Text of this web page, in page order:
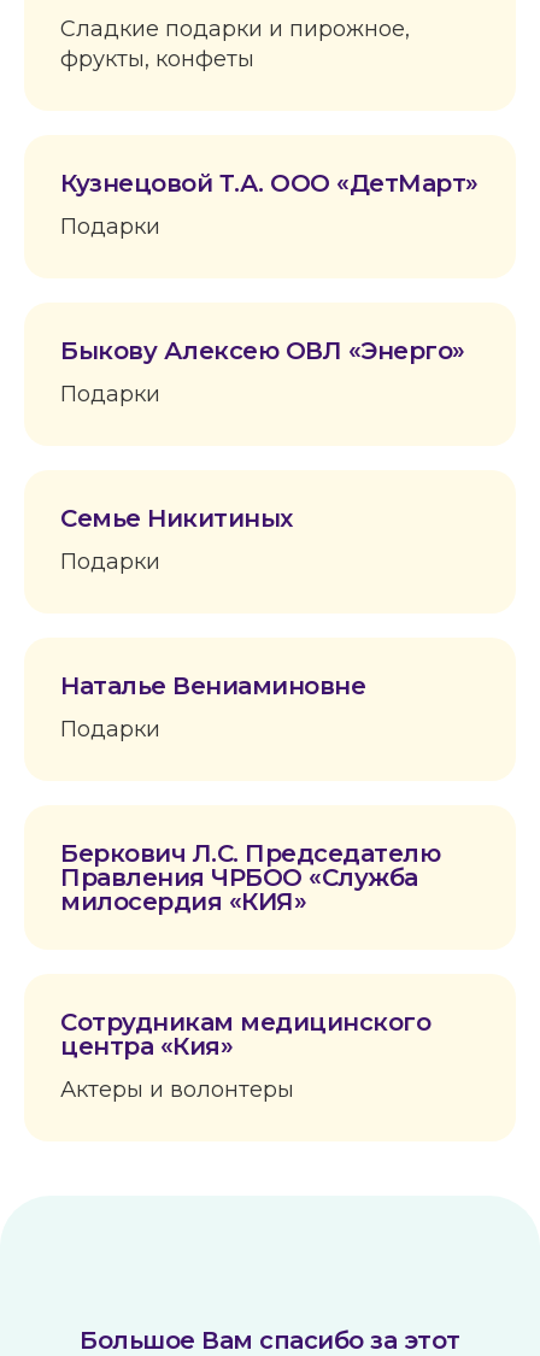
Сладкие подарки и пирожное,
фрукты, конфеты
Кузнецовой Т.А. ООО «ДетМарт»
Подарки
Быкову Алексею ОВЛ «Энерго»
Подарки
Семье Никитиных
Подарки
Наталье Вениаминовне
Подарки
Беркович Л.С. Председателю
Правления ЧРБОО «Служба
милосердия «КИЯ»
Сотрудникам медицинского
центра «Кия»
Актеры и волонтеры
Большое Вам спасибо за этот